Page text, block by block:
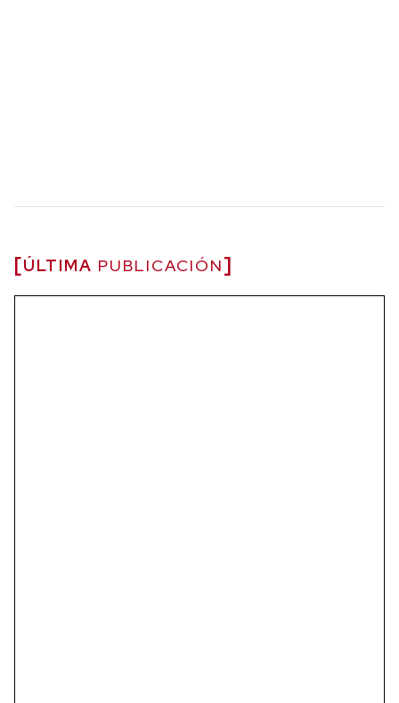
ÚLTIMA PUBLICACIÓN